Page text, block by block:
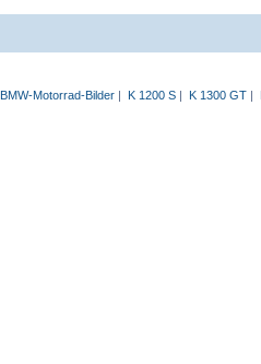
BMW-Motorrad-Bilder| K 1200 S| K 1300 GT|